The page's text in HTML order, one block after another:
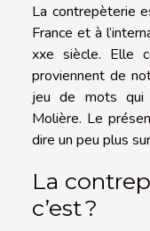
La contrepèterie
France et à
xxe siècle. Elle
proviennent de
jeu de mots qui
Molière. Le
dire un peu plus
La
c’est ?